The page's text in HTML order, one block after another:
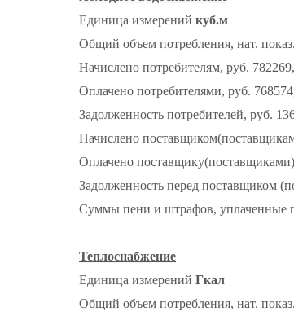
Единица измерений куб.м
Общий объем потребления, нат.
Начислено потребителям, руб.
Оплачено потребителями, руб.
Задолженность потребителей, руб.
Начислено
Оплачено
Задолженность перед поставщиком
Суммы пени и штрафов, уплаченные
Теплоснабжение
Единица измерений Гкал
Общий объем потребления, нат.